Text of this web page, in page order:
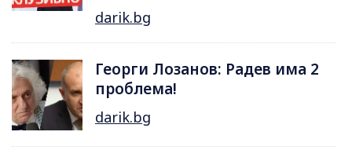
darik.bg
Георги Лозанов: Радев има 2
проблема!
darik.bg